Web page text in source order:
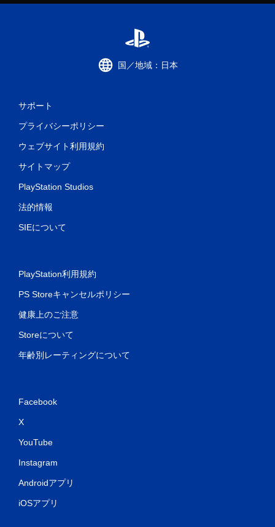
国／地域：日本
サポート
プライバシーポリシー
ウェブサイト利用規約
サイトマップ
PlayStation Studios
法的情報
SIEについて
PlayStation利用規約
PS Storeキャンセルポリシー
健康上のご注意
Storeについて
年齢別レーティングについて
Facebook
X
YouTube
Instagram
Androidアプリ
iOSアプリ